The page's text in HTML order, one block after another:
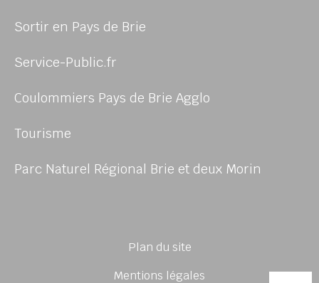
Sortir en Pays de Brie
Service-Public.fr
Coulommiers Pays de Brie Agglo
Tourisme
Parc Naturel Régional Brie et deux Morin
Plan du site
Mentions légales